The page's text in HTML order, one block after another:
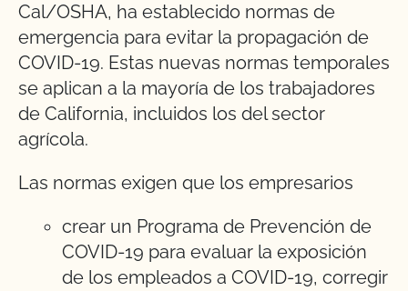
Cal/OSHA, ha establecido normas de
emergencia para evitar la propagación de
COVID-19. Estas nuevas normas temporales
se aplican a la mayoría de los trabajadores
de California, incluidos los del sector
agrícola.
Las normas exigen que los empresarios
crear un Programa de Prevención de
COVID-19 para evaluar la exposición
de los empleados a COVID-19, corregir